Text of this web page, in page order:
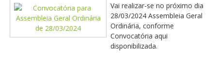
Vai realizar-se no próximo dia
28/03/2024 Assembleia Geral
Ordinária, conforme
Convocatória aqui
disponibilizada.